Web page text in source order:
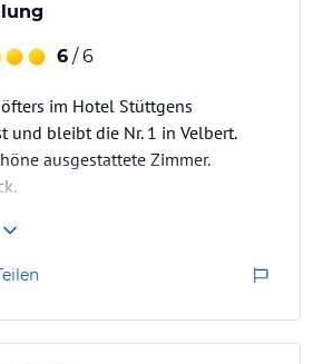
6 / 6
im Hotel Stüttgens
und bleibt die Nr. 1 in Velbert.
ausgestattete Zimmer.